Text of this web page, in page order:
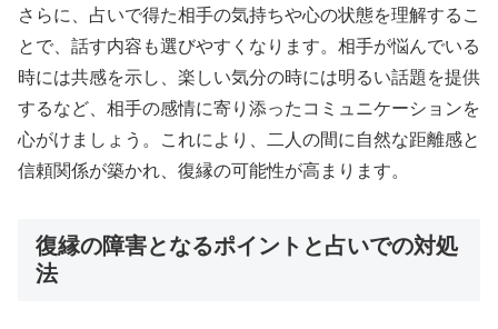
さらに、占いで得た相手の気持ちや心の状態を理解するこ
とで、話す内容も選びやすくなります。相手が悩んでいる
時には共感を示し、楽しい気分の時には明るい話題を提供
するなど、相手の感情に寄り添ったコミュニケーションを
心がけましょう。これにより、二人の間に自然な距離感と
信頼関係が築かれ、復縁の可能性が高まります。
復縁の障害となるポイントと占いでの対処
法